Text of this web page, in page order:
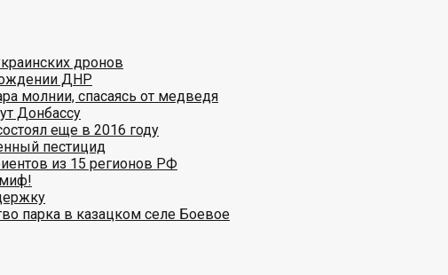
дронов
ДНР
молнии, спасаясь от медведя
Донбассу
еще в 2016 году
пестицид
из 15 регионов РФ
миф!
парка в казацком селе Боевое